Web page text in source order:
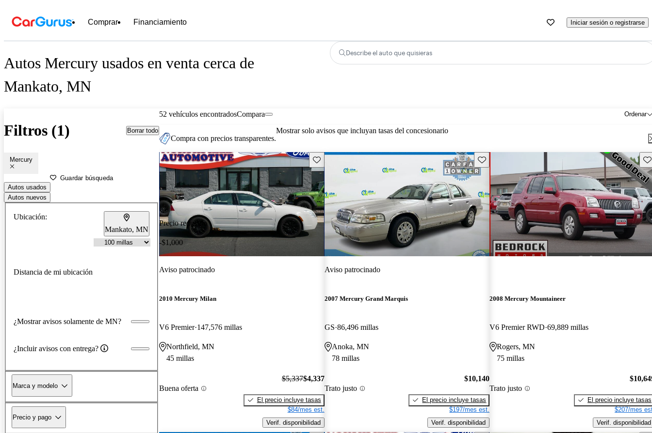
Comprar Financiamiento Iniciar sesión o registrarse
Autos Mercury usados en venta cerca de
Mankato, MN
Describe el auto que quisieras
Filtros (1) Borrar todo
Mercury
Guardar búsqueda
Autos usados
Autos nuevos
Ubicación:
Mankato, MN
Distancia de mi ubicación
¿Mostrar avisos solamente de MN?
¿Incluir avisos con entrega?
Marca y modelo
Precio y pago
52 vehículos encontrados Ordenar
Compara
Compra con precios transparentes.
Mostrar solo avisos que incluyan tasas del concesionario
Precio reducido
-$1,000
Guarda este Aviso
Aviso patrocinado
2010 Mercury Milan
V6 Premier 147,576 millas
Northfield, MN
45 millas
Buena oferta
$5,337$4,337
El precio incluye tasas
$84/mes est.
Verif. disponibilidad
Guarda este Aviso
Aviso patrocinado
2007 Mercury Grand Marquis
GS 86,496 millas
Anoka, MN
78 millas
Trato justo
$10,140
El precio incluye tasas
$197/mes est.
Verif. disponibilidad
2008 Mercury Mountaineer
V6 Premier RWD 69,889 millas
Rogers, MN
75 millas
Trato justo
El precio incluye tasas
$207/mes
Verif. disponibilidad